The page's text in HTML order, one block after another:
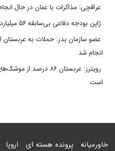
عراقچی: مذاکرات با عمان در حال
ژاپن بودجه دفاعی بی‌سابقه ۵۶ میلیارد دلاری را در نظر دارد
عضو سازمان بدر: حملات به عربستان
انجام شد
رویترز: عربستان ۸۶
است
خاورمیانه پرونده هسته ای اروپا